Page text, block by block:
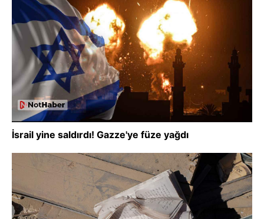
İsrail yine saldırdı! Gazze'ye füze yağdı